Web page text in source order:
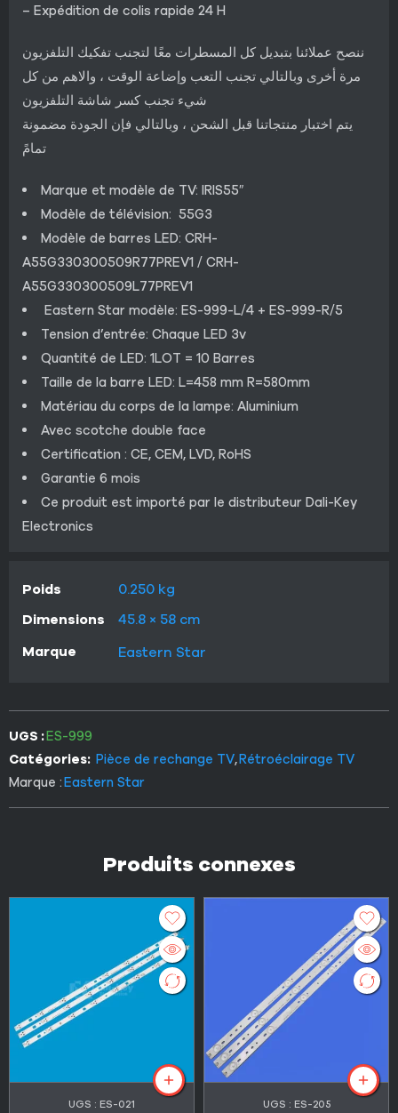
– Expédition de colis rapide 24 H
ننصح عملائنا بتبديل كل المسطرات معًا لتجنب تفكيك التلفزيون
مرة أخرى وبالتالي تجنب التعب وإضاعة الوقت ، والاهم من كل
شيء تجنب كسر شاشة التلفزيون
يتم اختبار منتجاتنا قبل الشحن ، وبالتالي فإن الجودة مضمونة
تمامً
Marque et modèle de TV: IRIS55″
Modèle de télévision: 55G3
Modèle de barres LED: CRH-
A55G330300509R77PREV1 / CRH-
A55G330300509L77PREV1
Eastern Star modèle: ES-999-L/4 + ES-999-R/5
Tension d’entrée: Chaque LED 3v
Quantité de LED: 1LOT = 10 Barres
Taille de la barre LED: L=458 mm R=580mm
Matériau du corps de la lampe: Aluminium
Avec scotche double face
Certification : CE, CEM, LVD, RoHS
Garantie 6 mois
Ce produit est importé par le distributeur Dali-Key
Electronics
Poids
0.250 kg
Dimensions
45.8 × 58 cm
Marque
Eastern Star
UGS :ES-999
Catégories: Pièce de rechange TV,Rétroéclairage TV
Marque :Eastern Star
Produits connexes
UGS : ES-021 UGS : ES-205